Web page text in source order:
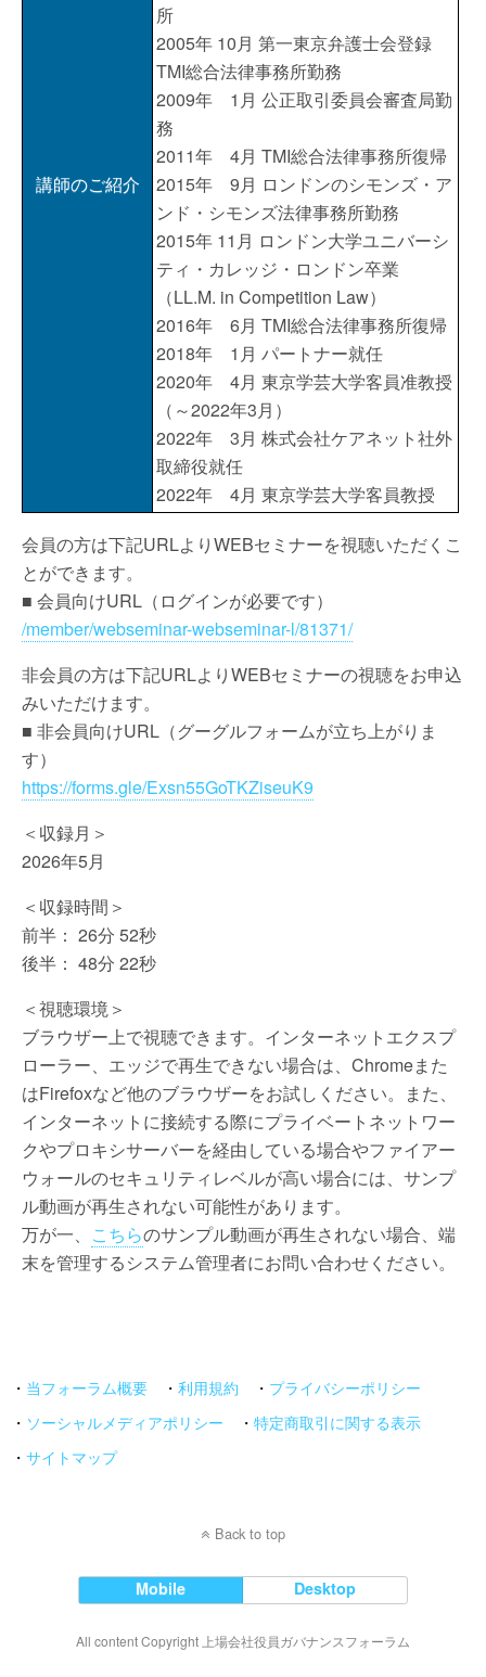
講師のご紹介
所
2005年 10月 第一東京弁護士会登録
TMI総合法律事務所勤務
2009年 1月 公正取引委員会審査局勤
務
2011年 4月 TMI総合法律事務所復帰
2015年 9月 ロンドンのシモンズ・ア
ンド・シモンズ法律事務所勤務
2015年 11月 ロンドン大学ユニバーシ
ティ・カレッジ・ロンドン卒業
（LL.M. in Competition Law）
2016年 6月 TMI総合法律事務所復帰
2018年 1月 パートナー就任
2020年 4月 東京学芸大学客員准教授
（～2022年3月）
2022年 3月 株式会社ケアネット社外
取締役就任
2022年 4月 東京学芸大学客員教授
会員の方は下記URLよりWEBセミナーを視聴いただくこ
とができます。
■ 会員向けURL（ログインが必要です）
/member/webseminar-webseminar-l/81371/
非会員の方は下記URLよりWEBセミナーの視聴をお申込
みいただけます。
■ 非会員向けURL（グーグルフォームが立ち上がりま
す）
https://forms.gle/Exsn55GoTKZiseuK9
＜収録月＞
2026年5月
＜収録時間＞
前半： 26分 52秒
後半： 48分 22秒
＜視聴環境＞
ブラウザー上で視聴できます。インターネットエクスプ
ローラー、エッジで再生できない場合は、Chromeまた
はFirefoxなど他のブラウザーをお試しください。また、
インターネットに接続する際にプライベートネットワー
クやプロキシサーバーを経由している場合やファイアー
ウォールのセキュリティレベルが高い場合には、サンプ
ル動画が再生されない可能性があります。
万が一、 こちらのサンプル動画が再生されない場合、端
末を管理するシステム管理者にお問い合わせください。
・ 当フォーラム概要 ・ 利用規約 ・ プライバシーポリシー
・ ソーシャルメディアポリシー ・ 特定商取引に関する表示
・ サイトマップ
Back to top
Mobile Desktop
All content Copyright 上場会社役員ガバナンスフォーラム